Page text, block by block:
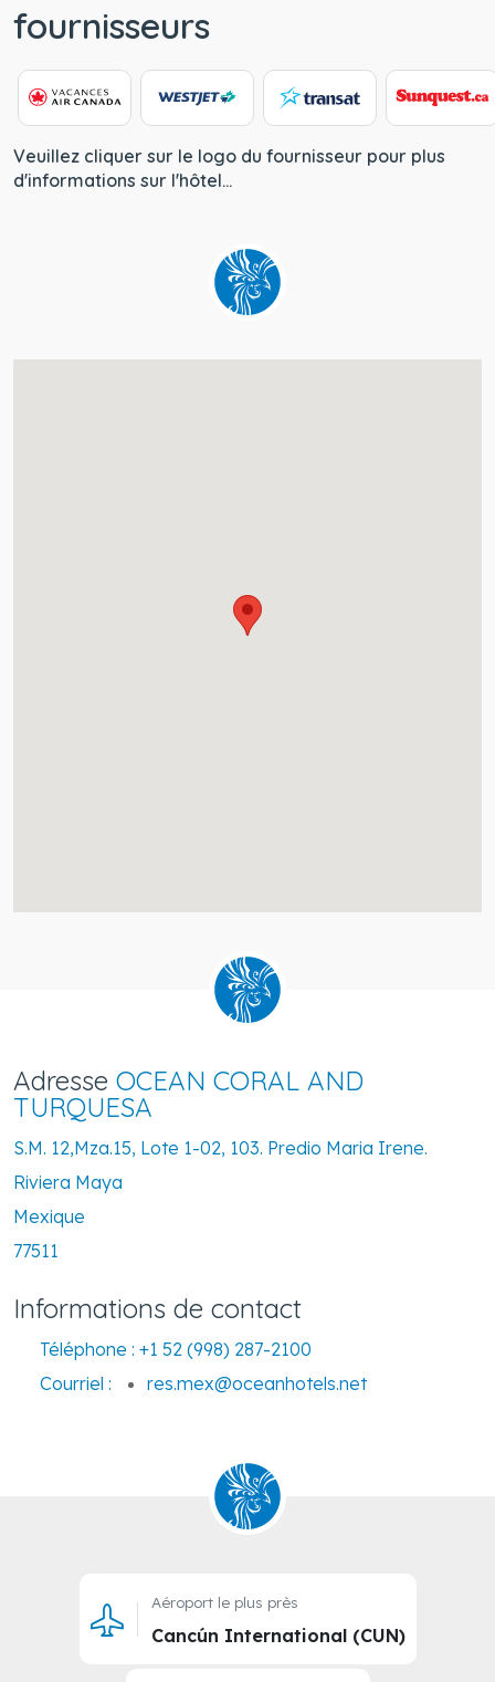
fournisseurs
Veuillez cliquer sur le logo du fournisseur pour plus
d'informations sur l'hôtel...
Adresse OCEAN CORAL AND
TURQUESA
S.M. 12,Mza.15, Lote 1-02, 103. Predio Maria Irene.
Riviera Maya
Mexique
77511
Informations de contact
Téléphone : +1 52 (998) 287-2100
Courriel :
res.mex@oceanhotels.net
Aéroport le plus près
Cancún International (CUN)